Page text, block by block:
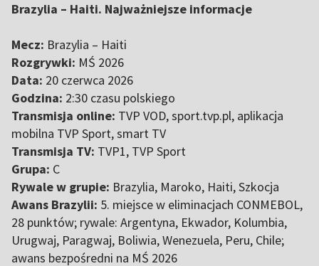
Brazylia – Haiti. Najważniejsze informacje
Mecz: Brazylia – Haiti
Rozgrywki: MŚ 2026
Data: 20 czerwca 2026
Godzina: 2:30 czasu polskiego
Transmisja online: TVP VOD, sport.tvp.pl, aplikacja
mobilna TVP Sport, smart TV
Transmisja TV: TVP1, TVP Sport
Grupa: C
Rywale w grupie: Brazylia, Maroko, Haiti, Szkocja
Awans Brazylii: 5. miejsce w eliminacjach CONMEBOL,
28 punktów; rywale: Argentyna, Ekwador, Kolumbia,
Urugwaj, Paragwaj, Boliwia, Wenezuela, Peru, Chile;
awans bezpośredni na MŚ 2026